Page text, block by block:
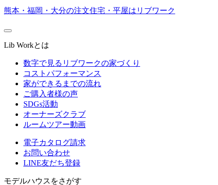
熊本・福岡・大分の注文住宅・平屋はリブワーク
Lib Workとは
数字で見るリブワークの家づくり
コストパフォーマンス
家ができるまでの流れ
ご購入者様の声
SDGs活動
オーナーズクラブ
ルームツアー動画
電子カタログ請求
お問い合わせ
LINE友だち登録
モデルハウスをさがす